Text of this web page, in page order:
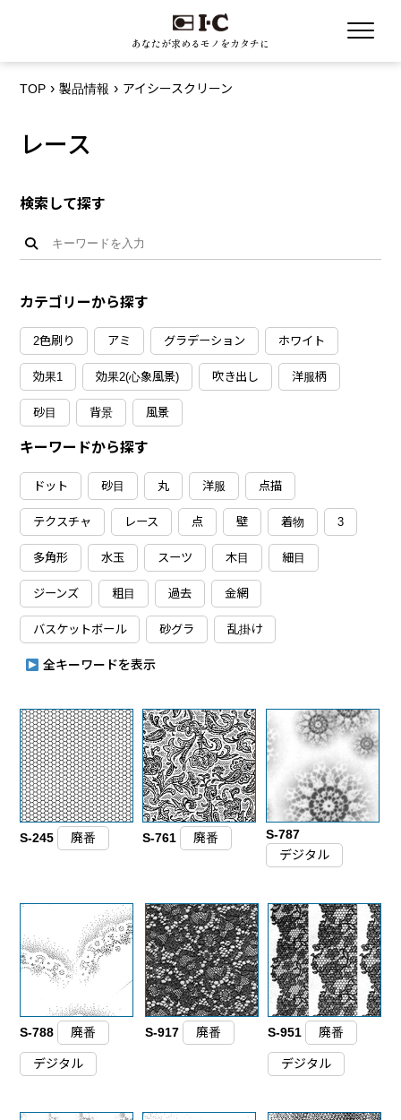
あなたが求めるモノをカタチに
TOP 製品情報 アイシースクリーン
レース
検索して探す
カテゴリーから探す
2色刷り アミ グラデーション ホワイト
効果1 効果2(心象風景) 吹き出し 洋服柄
砂目 背景 風景
キーワードから探す
ドット 砂目 丸 洋服 点描
テクスチャ レース 点 壁 着物 3
多角形 水玉 スーツ 木目 細目
ジーンズ 粗目 過去 金網
バスケットボール 砂グラ 乱掛け
全キーワードを表示
S-245 廃番 S-761 廃番
S-787
デジタル
S-788 廃番
デジタル
S-917 廃番 S-951 廃番
デジタル